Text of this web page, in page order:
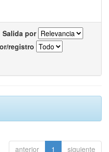
Salida por
registro
anterior 1 siguiente